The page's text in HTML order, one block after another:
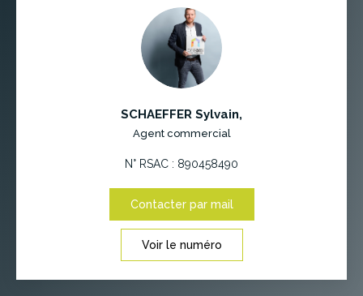
SCHAEFFER Sylvain,
Agent commercial
N° RSAC : 890458490
Contacter par mail
Voir le numéro